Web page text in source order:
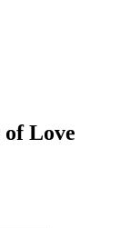
of Love